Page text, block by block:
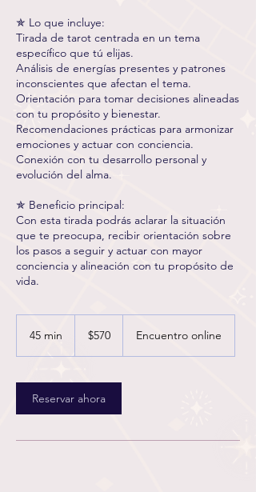
✯ Lo que incluye:
Tirada de tarot centrada en un tema
específico que tú elijas.
Análisis de energías presentes y patrones
inconscientes que afectan el tema.
Orientación para tomar decisiones alineadas
con tu propósito y bienestar.
Recomendaciones prácticas para armonizar
emociones y actuar con conciencia.
Conexión con tu desarrollo personal y
evolución del alma.
✯ Beneficio principal:
Con esta tirada podrás aclarar la situación
que te preocupa, recibir orientación sobre
los pasos a seguir y actuar con mayor
conciencia y alineación con tu propósito de
45 min
m
i
n
mexicanos
$570 Encuentro online
Reservar ahora